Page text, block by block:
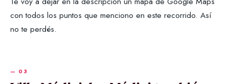
con todos los puntos que menciono en este recorrido. Así
no te perdés.